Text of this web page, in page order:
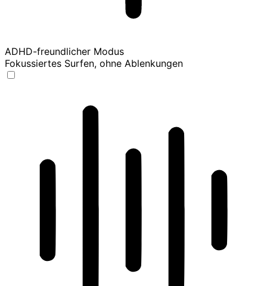
ADHD-freundlicher Modus
Fokussiertes Surfen, ohne Ablenkungen